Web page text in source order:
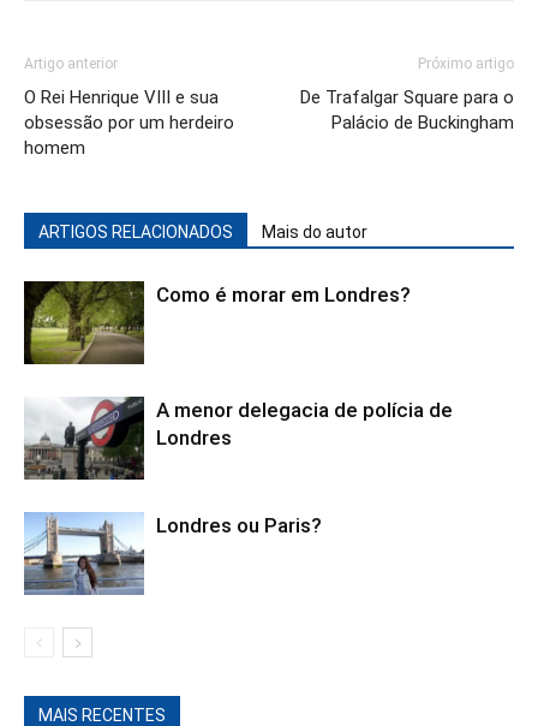
Artigo anterior
O Rei Henrique VIII e sua
obsessão por um herdeiro
homem
Próximo artigo
De Trafalgar Square para o
Palácio de Buckingham
ARTIGOS RELACIONADOS Mais do autor
Como é morar em Londres?
A menor delegacia de polícia de
Londres
Londres ou Paris?
MAIS RECENTES